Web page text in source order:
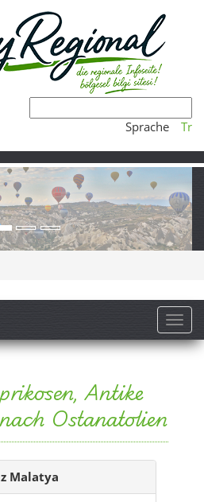
Sprache Tr
Antike
Ostanatolien
Malatya